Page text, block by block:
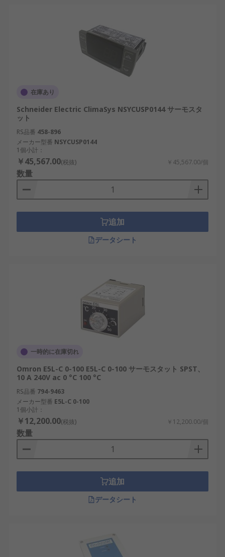
在庫あり
Schneider Electric ClimaSys NSYCUSP0144 サーモスタ
ット
RS品番 458-896
メーカー型番 NSYCUSP0144
1個小計：
￥45,567.00(税抜) ￥45,567.00/個
数量
追加
データシート
一時的に在庫切れ
Omron E5L-C 0-100 E5L-C 0-100 サーモスタット SPST、
10 A 240V ac 0 °C 100 °C
RS品番 794-9463
メーカー型番 E5L-C 0-100
1個小計：
￥12,200.00(税抜) ￥12,200.00/個
数量
追加
データシート